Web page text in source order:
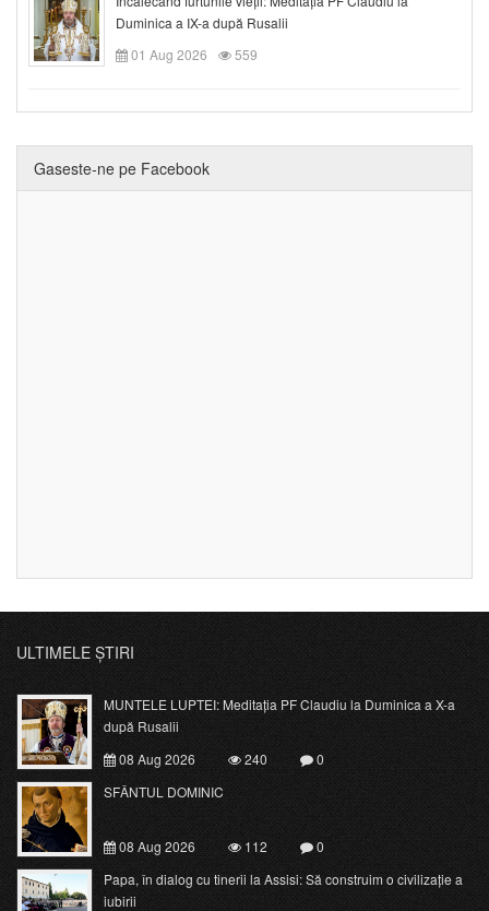
Duminica a IX-a după Rusalii
01 Aug 2026
559
Gaseste-ne pe Facebook
ULTIMELE ȘTIRI
MUNTELE LUPTEI: Meditația PF Claudiu la Duminica a X-a
după Rusalii
08 Aug 2026
240
0
SFÂNTUL DOMINIC
08 Aug 2026 112
0
Papa, în dialog cu tinerii la Assisi: Să construim o civilizație a
iubirii